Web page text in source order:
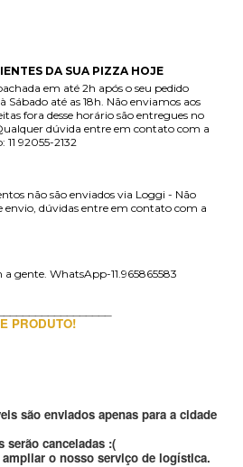
DA SUA PIZZA HOJE
em até 2h após o seu pedido
Sábado até as 18h. Não enviamos aos
fora desse horário são entregues no
dúvida entre em contato com a
92055-2132
não são enviados via Loggi - Não
envio, dúvidas entre em contato com a
gente. WhatsApp-11.965865583
PRODUTO!
são enviados apenas para a cidade
serão canceladas :(
o nosso serviço de logística.